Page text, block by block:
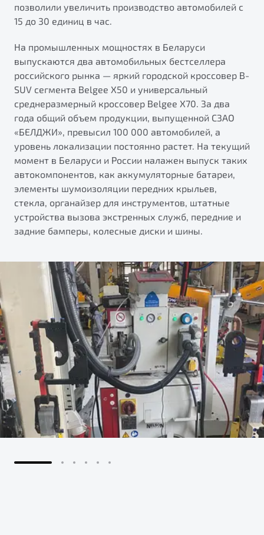
позволили увеличить производство автомобилей с
15 до 30 единиц в час.
На промышленных мощностях в Беларуси
выпускаются два автомобильных бестселлера
российского рынка — яркий городской кроссовер B-
SUV сегмента Belgee X50 и универсальный
среднеразмерный кроссовер Belgee X70. За два
года общий объем продукции, выпущенной СЗАО
«БЕЛДЖИ», превысил 100 000 автомобилей, а
уровень локализации постоянно растет. На текущий
момент в Беларуси и России налажен выпуск таких
автокомпонентов, как аккумуляторные батареи,
элементы шумоизоляции передних крыльев,
стекла, органайзер для инструментов, штатные
устройства вызова экстренных служб, передние и
задние бамперы, колесные диски и шины.